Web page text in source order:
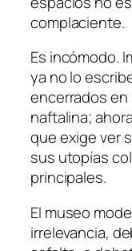
complaciente.
Es incómodo.
ya no lo
encerrados en
naftalina;
que exige ver
sus utopías
principales.
El museo
irrelevancia,